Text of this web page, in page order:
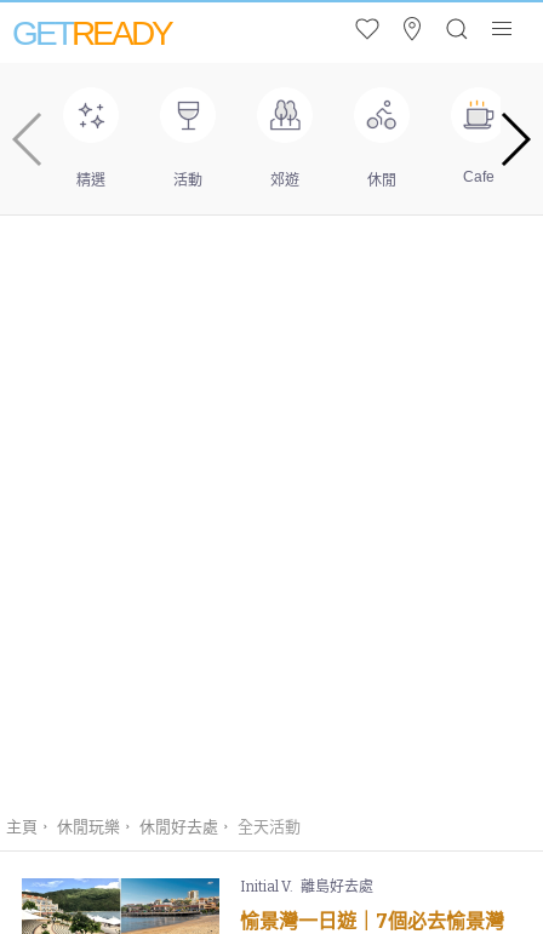
GETREADY
精選 活動 郊遊 休閒 Cafe
主頁 休閒玩樂 休閒好去處 全天活動
Initial V. 離島好去處
愉景灣一日遊｜7個必去愉景灣